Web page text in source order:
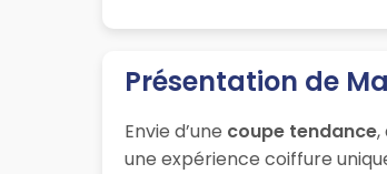
Présentation de
Envie d’une coupe tendance,
une expérience coiffure